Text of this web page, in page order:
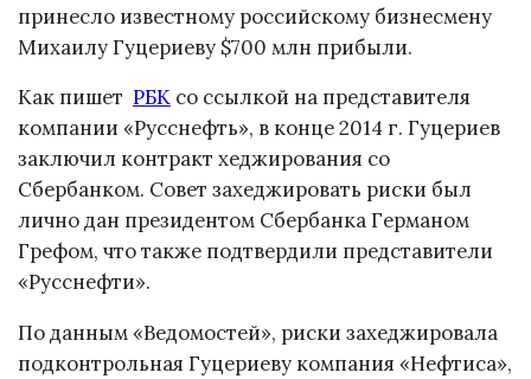
принесло известному российскому бизнесмену
Михаилу Гуцериеву $700 млн прибыли.
Как пишет РБК со ссылкой на представителя
компании «Русснефть», в конце 2014 г. Гуцериев
заключил контракт хеджирования со
Сбербанком. Совет захеджировать риски был
лично дан президентом Сбербанка Германом
Грефом, что также подтвердили представители
«Русснефти».
По данным «Ведомостей», риски захеджировала
подконтрольная Гуцериеву компания «Нефтиса»,